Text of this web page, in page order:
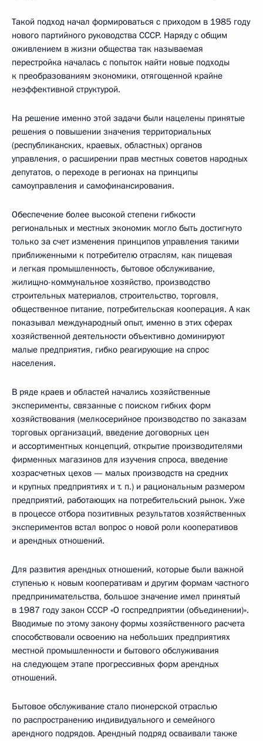
Такой подход начал формироваться с приходом в 1985 году
нового партийного руководства СССР. Наряду с общим
оживлением в жизни общества так называемая
перестройка началась с попыток найти новые подходы
к преобразованиям экономики, отягощенной крайне
неэффективной структурой.
На решение именно этой задачи были нацелены принятые
решения о повышении значения территориальных
(республиканских, краевых, областных) органов
управления, о расширении прав местных советов народных
депутатов, о переходе в регионах на принципы
самоуправления и самофинансирования.
Обеспечение более высокой степени гибкости
региональных и местных экономик могло быть достигнуто
только за счет изменения принципов управления такими
приближенными к потребителю отраслям, как пищевая
и легкая промышленность, бытовое обслуживание,
жилищно-коммунальное хозяйство, производство
строительных материалов, строительство, торговля,
общественное питание, потребительская кооперация. А как
показывал международный опыт, именно в этих сферах
хозяйственной деятельности объективно доминируют
малые предприятия, гибко реагирующие на спрос
населения.
В ряде краев и областей начались хозяйственные
эксперименты, связанные с поиском гибких форм
хозяйствования (мелкосерийное производство по заказам
торговых организаций, введение договорных цен
и ассортиментных концепций, открытие производителями
фирменных магазинов для изучения спроса, введение
хозрасчетных цехов — малых производств на средних
и крупных предприятиях и т. п.) и рациональным размером
предприятий, работающих на потребительский рынок. Уже
в процессе отбора позитивных результатов хозяйственных
экспериментов встал вопрос о новой роли кооперативов
и арендных отношений.
Для развития арендных отношений, которые были важной
ступенью к новым кооперативам и другим формам частного
предпринимательства, большое значение имел принятый
в 1987 году закон СССР «О госпредприятии (объединении)».
Вводимые по этому закону формы хозяйственного расчета
способствовали освоению на небольших предприятиях
местной промышленности и бытового обслуживания
на следующем этапе прогрессивных форм арендных
отношений.
Бытовое обслуживание стало пионерской отраслью
по распространению индивидуального и семейного
арендного подрядов. Арендный подряд осваивали также